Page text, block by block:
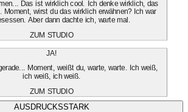
Das ist wirklich cool. Ich denke wirklich, das
Moment, wirst du das wirklich erwähnen? Ich war
Aber dann dachte ich, warte mal.
ZUM STUDIO
JA!
Moment, weißt du, warte, warte. Ich weiß,
ich weiß, ich weiß.
ZUM STUDIO
AUSDRUCKSSTARK